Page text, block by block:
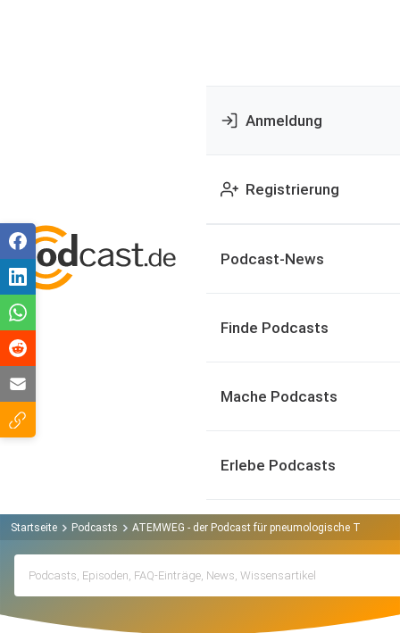
Anmeldung
Registrierung
Podcast-News
Finde Podcasts
Mache Podcasts
Erlebe Podcasts
Startseite Podcasts ATEMWEG - der Podcast für pneumologische Themen